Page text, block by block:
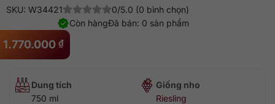
1.770.000 ₫
SKU: W34421
0/5.0 (0 bình chọn)
Đã bán: 0 sản phẩm
Còn hàng
Dung tích
750 ml
Giống nho
Riesling